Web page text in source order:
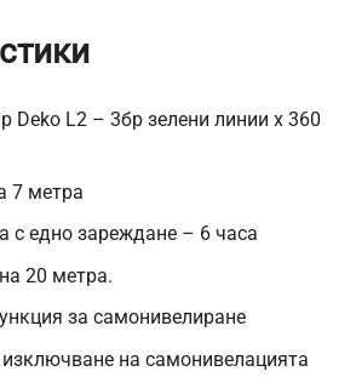
Deko L2 – 3бр зелени линии х 360
7 метра
с едно зареждане – 6 часа
20 метра.
за самонивелиране
на самонивелацията